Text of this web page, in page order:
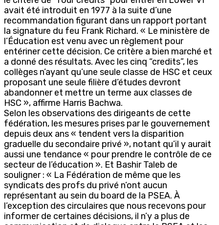
avait été introduit en 1977 à la suite d’une
recommandation figurant dans un rapport portant
la signature du feu Frank Richard. « Le ministère de
l’Éducation est venu avec un règlement pour
entériner cette décision. Ce critère a bien marché et
a donné des résultats. Avec les cinq “credits”, les
collèges n’ayant qu’une seule classe de HSC et ceux
proposant une seule filière d’études devront
abandonner et mettre un terme aux classes de
HSC », affirme Harris Bachwa.
Selon les observations des dirigeants de cette
fédération, les mesures prises par le gouvernement
depuis deux ans « tendent vers la disparition
graduelle du secondaire privé », notant qu’il y aurait
aussi une tendance « pour prendre le contrôle de ce
secteur de l’éducation ». Et Bashir Taleb de
souligner : « La Fédération de même que les
syndicats des profs du privé n’ont aucun
représentant au sein du board de la PSEA. À
l’exception des circulaires que nous recevons pour
informer de certaines décisions, il n’y a plus de